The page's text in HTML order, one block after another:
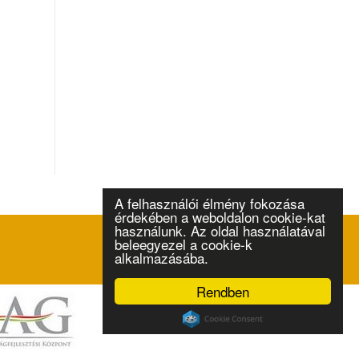
Rendben
A felhasználói élmény fokozása
érdekében a weboldalon cookie-kat
használunk. Az oldal használatával
beleegyezel a cookie-k
alkalmazásába.